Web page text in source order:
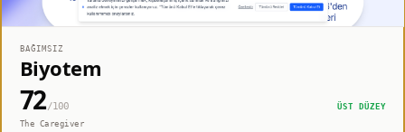
BAĞIMSIZ
Biyotem
72/100
ÜST DÜZEY
The Caregiver